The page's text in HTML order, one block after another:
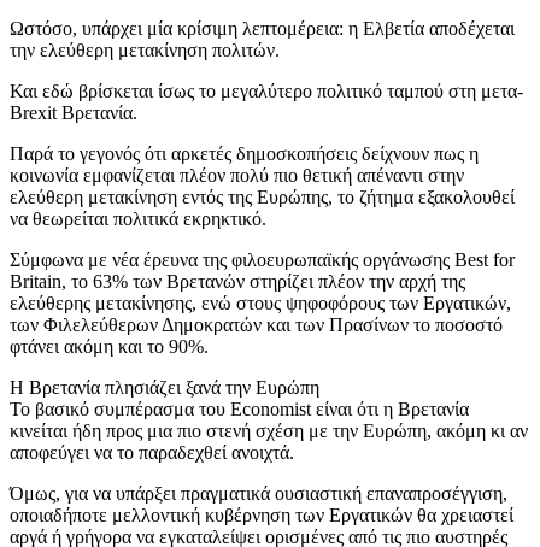
Ωστόσο, υπάρχει μία κρίσιμη λεπτομέρεια: η Ελβετία αποδέχεται
την ελεύθερη μετακίνηση πολιτών.
Και εδώ βρίσκεται ίσως το μεγαλύτερο πολιτικό ταμπού στη μετα-
Brexit Βρετανία.
Παρά το γεγονός ότι αρκετές δημοσκοπήσεις δείχνουν πως η
κοινωνία εμφανίζεται πλέον πολύ πιο θετική απέναντι στην
ελεύθερη μετακίνηση εντός της Ευρώπης, το ζήτημα εξακολουθεί
να θεωρείται πολιτικά εκρηκτικό.
Σύμφωνα με νέα έρευνα της φιλοευρωπαϊκής οργάνωσης Best for
Britain, το 63% των Βρετανών στηρίζει πλέον την αρχή της
ελεύθερης μετακίνησης, ενώ στους ψηφοφόρους των Εργατικών,
των Φιλελεύθερων Δημοκρατών και των Πρασίνων το ποσοστό
φτάνει ακόμη και το 90%.
Η Βρετανία πλησιάζει ξανά την Ευρώπη
Το βασικό συμπέρασμα του Economist είναι ότι η Βρετανία
κινείται ήδη προς μια πιο στενή σχέση με την Ευρώπη, ακόμη κι αν
αποφεύγει να το παραδεχθεί ανοιχτά.
Όμως, για να υπάρξει πραγματικά ουσιαστική επαναπροσέγγιση,
οποιαδήποτε μελλοντική κυβέρνηση των Εργατικών θα χρειαστεί
αργά ή γρήγορα να εγκαταλείψει ορισμένες από τις πιο αυστηρές